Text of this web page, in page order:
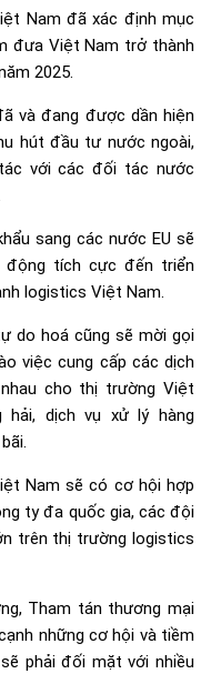
Nam đã xác định mục
đưa Việt Nam trở thành
2025.
và đang được dần hiện
hút đầu tư nước ngoài,
với các đối tác nước
sang các nước EU sẽ
tích cực đến triển
logistics Việt Nam.
do hoá cũng sẽ mời gọi
việc cung cấp các dịch
cho thị trường Việt
hải, dịch vụ xử lý hàng
Nam sẽ có cơ hội hợp
ty đa quốc gia, các đội
trên thị trường logistics
Tham tán thương mại
những cơ hội và tiềm
phải đối mặt với nhiều